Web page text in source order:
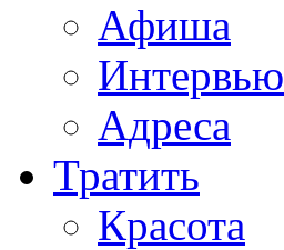
Афиша
Интервью
Адреса
Тратить
Красота